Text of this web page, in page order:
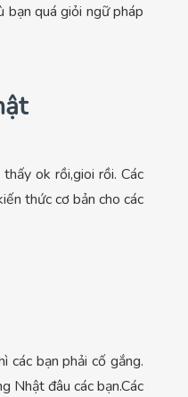
quá giỏi ngữ pháp
ok rồi,gioi rồi. Các
thức cơ bản cho các
các bạn phải cố gắng.
Nhật đâu các bạn.Các